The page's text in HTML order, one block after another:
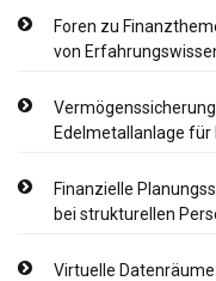
Foren zu
von
Edelmetallanlage für
Finanzielle
bei strukturellen
Virtuelle